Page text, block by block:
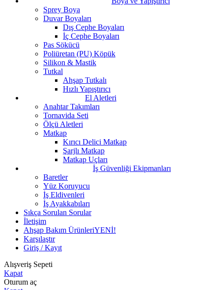
Sprey Boya
Duvar Boyaları
Dış Cephe Boyaları
İç Cephe Boyaları
Pas Sökücü
Poliüretan (PU) Köpük
Silikon & Mastik
Tutkal
Ahşap Tutkalı
Hızlı Yapıştırıcı
El Aletleri
Anahtar Takımları
Tornavida Seti
Ölçü Aletleri
Matkap
Kırıcı Delici Matkap
Şarjlı Matkap
Matkap Uçları
İş Güvenliği Ekipmanları
Baretler
Yüz Koruyucu
İş Eldivenleri
İş Ayakkabıları
Sıkça Sorulan Sorular
İletişim
Ahşap Bakım ÜrünleriYENİ!
Karşılaştır
Giriş / Kayıt
Alışveriş Sepeti
Kapat
Oturum aç